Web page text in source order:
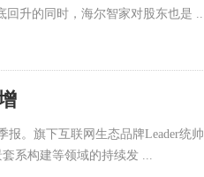
回升的同时，海尔智家对股东也是
报。旗下互联网生态品牌Leader统
系构建等领域的持续发 ...